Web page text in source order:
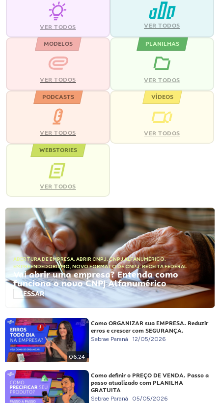
VER TODOS VER TODOS
MODELOS
VER TODOS
PLANILHAS
VER TODOS
PODCASTS
VER TODOS
VÍDEOS
VER TODOS
WEBSTORIES
VER TODOS
ABERTURA DE EMPRESA, ABRIR CNPJ,CNPJ ALFANUMÉRICO,
EMPREENDEDORISMO, NOVO FORMATO DE CNPJ,RECEITA FEDERAL
Vai abrir uma empresa? Entenda como
funciona o novo CNPJ Alfanumérico
ACESSAR
06:24
Como ORGANIZAR sua EMPRESA. Reduzir
erros e crescer com SEGURANÇA.
Sebrae Paraná 12/05/2026
Como definir o PREÇO DE VENDA. Passo a
passo atualizado com PLANILHA
GRATUITA
Sebrae Paraná 05/05/2026